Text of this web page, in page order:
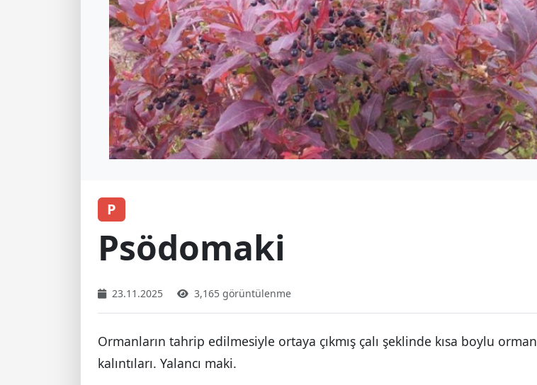
P
Psödomaki
23.11.2025 3,165 görüntülenme
Ormanların tahrip edilmesiyle ortaya çıkmış çalı şeklinde kısa boylu orman
kalıntıları. Yalancı maki.